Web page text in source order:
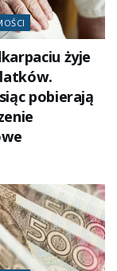
żyje
pobierają